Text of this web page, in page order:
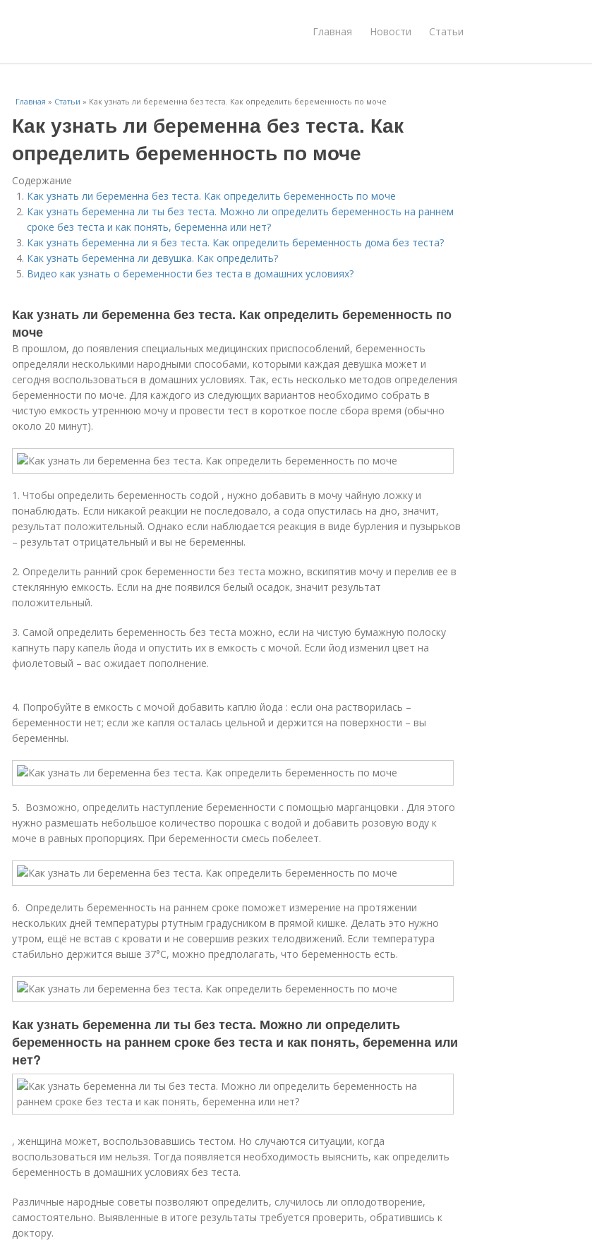
Главная Новости Статьи
Главная » Статьи » Как узнать ли беременна без теста. Как определить беременность по моче
Как узнать ли беременна без теста. Как
определить беременность по моче
Содержание
Как узнать ли беременна без теста. Как определить беременность по моче
Как узнать беременна ли ты без теста. Можно ли определить беременность на раннем
сроке без теста и как понять, беременна или нет?
Как узнать беременна ли я без теста. Как определить беременность дома без теста?
Как узнать беременна ли девушка. Как определить?
Видео как узнать о беременности без теста в домашних условиях?
Как узнать ли беременна без теста. Как определить беременность по
моче
В прошлом, до появления специальных медицинских приспособлений, беременность
определяли несколькими народными способами, которыми каждая девушка может и
сегодня воспользоваться в домашних условиях. Так, есть несколько методов определения
беременности по моче. Для каждого из следующих вариантов необходимо собрать в
чистую емкость утреннюю мочу и провести тест в короткое после сбора время (обычно
около 20 минут).
1. Чтобы определить беременность содой , нужно добавить в мочу чайную ложку и
понаблюдать. Если никакой реакции не последовало, а сода опустилась на дно, значит,
результат положительный. Однако если наблюдается реакция в виде бурления и пузырьков
– результат отрицательный и вы не беременны.
2. Определить ранний срок беременности без теста можно, вскипятив мочу и перелив ее в
стеклянную емкость. Если на дне появился белый осадок, значит результат
положительный.
3. Самой определить беременность без теста можно, если на чистую бумажную полоску
капнуть пару капель йода и опустить их в емкость с мочой. Если йод изменил цвет на
фиолетовый – вас ожидает пополнение.
4. Попробуйте в емкость с мочой добавить каплю йода : если она растворилась ­–
беременности нет; если же капля осталась цельной и держится на поверхности – вы
беременны.
5. Возможно, определить наступление беременности с помощью марганцовки . Для этого
нужно размешать небольшое количество порошка с водой и добавить розовую воду к
моче в равных пропорциях. При беременности смесь побелеет.
6. Определить беременность на раннем сроке поможет измерение на протяжении
нескольких дней температуры ртутным градусником в прямой кишке. Делать это нужно
утром, ещё не встав с кровати и не совершив резких телодвижений. Если температура
стабильно держится выше 37°С, можно предполагать, что беременность есть.
Как узнать беременна ли ты без теста. Можно ли определить
беременность на раннем сроке без теста и как понять, беременна или
нет?
, женщина может, воспользовавшись тестом. Но случаются ситуации, когда
воспользоваться им нельзя. Тогда появляется необходимость выяснить, как определить
беременность в домашних условиях без теста.
Различные народные советы позволяют определить, случилось ли оплодотворение,
самостоятельно. Выявленные в итоге результаты требуется проверить, обратившись к
доктору.